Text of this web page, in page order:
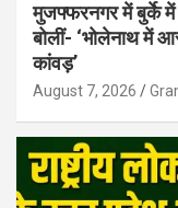
मुजफ्फरनगर में बुर्के में
बोलीं- ‘भोलेनाथ में
कांवड़’
August 7, 2026